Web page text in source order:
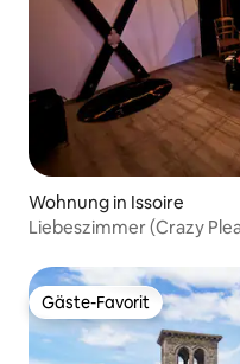
Wohnung in Issoire
Liebeszimmer (Crazy
Gäste-Favorit
Gäste-Favorit